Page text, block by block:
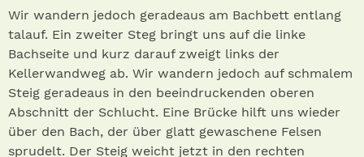
Wir wandern jedoch geradeaus am Bachbett entlang
talauf. Ein zweiter Steg bringt uns auf die linke
Bachseite und kurz darauf zweigt links der
Kellerwandweg ab. Wir wandern jedoch auf schmalem
Steig geradeaus in den beeindruckenden oberen
Abschnitt der Schlucht. Eine Brücke hilft uns wieder
über den Bach, der über glatt gewaschene Felsen
sprudelt. Der Steig weicht jetzt in den rechten